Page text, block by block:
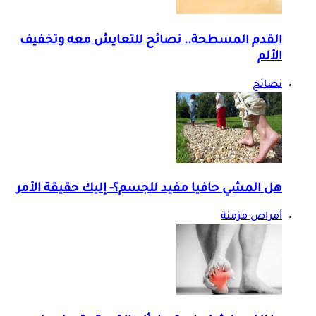
القدم المسطحة.. نصائح للتعايش معه وتخفيف
الألم
نصائح
هل المشي حافيا مفيد للجسم؟- إليك حقيقة الأمر
أمراض مزمنة